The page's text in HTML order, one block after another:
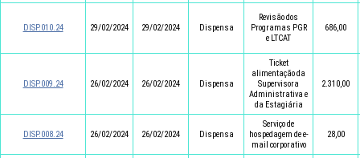
DISP.010.24 29/02/2024 29/02/2024 Dispensa
Revisão dos
Programas PGR
e LTCAT
686,00
DISP.009.24 26/02/2024 26/02/2024 Dispensa
Ticket
alimentação da
Supervisora
Administrativa e
da Estagiária
2.310,00
DISP.008.24 26/02/2024 26/02/2024 Dispensa
Serviço de
hospedagem de e-
mail corporativo
28,00